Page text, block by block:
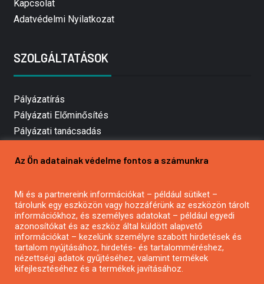
Kapcsolat
Adatvédelmi Nyilatkozat
SZOLGÁLTATÁSOK
Pályázatírás
Pályázati Előminősítés
Pályázati tanácsadás
Mezőgazdasági pályázatírás
Pályázatírás civil szervezeteknek
Pályázatírás önkormányzatoknak
Pályázatfigyelés
Specifikus pályázatfigyelés vagy hírlevél
Az Ön adatainak védelme fontos a számunkra
Mi és a partnereink információkat – például sütiket –
tárolunk egy eszközön vagy hozzáférünk az eszközön tárolt
információkhoz, és személyes adatokat – például egyedi
azonosítókat és az eszköz által küldött alapvető
információkat – kezelünk személyre szabott hirdetések és
tartalom nyújtásához, hirdetés- és tartalomméréshez,
nézettségi adatok gyűjtéséhez, valamint termékek
kifejlesztéséhez és a termékek javításához.